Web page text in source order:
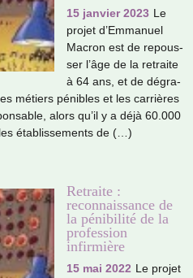
15 janvier 2023 Le
projet d’Emmanuel
Macron est de repous­­
ser l’âge de la retraite
à 64 ans, et de dégra­­
métiers péni­­bles et les car­­riè­­res
alors qu’il y a déjà 60.000
établissements de (…)
Retraite :
reconnaissance de
la pénibilité de la
profession
infirmière
15 mai 2022 Le projet